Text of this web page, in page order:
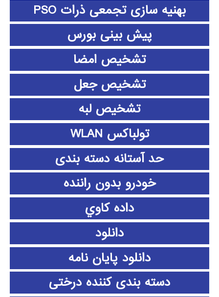
بهنیه سازی تجمعی ذرات PSO
پیش بینی بورس
تشخیص امضا
تشخیص جعل
تشخیص لبه
تولباکس WLAN
حد آستانه دسته بندی
خودرو بدون راننده
داده كاوي
دانلود
دانلود پايان نامه
دسته بندی کننده درختی